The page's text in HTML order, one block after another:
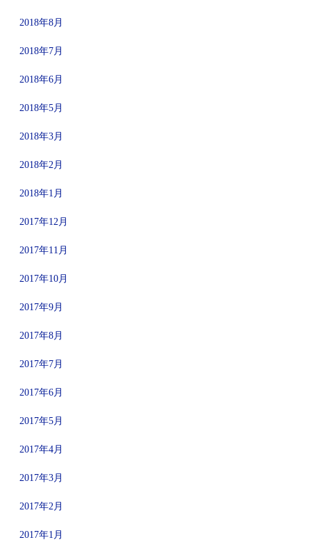
2018年8月
2018年7月
2018年6月
2018年5月
2018年3月
2018年2月
2018年1月
2017年12月
2017年11月
2017年10月
2017年9月
2017年8月
2017年7月
2017年6月
2017年5月
2017年4月
2017年3月
2017年2月
2017年1月